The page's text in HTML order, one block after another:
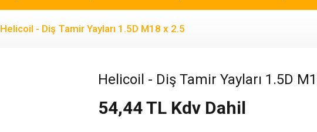
Helicoil - Diş Tamir Yayları 1.5D M18 x 2.5
Helicoil - Diş Tamir Yayları 1.5D
54,44 TL Kdv Dahil